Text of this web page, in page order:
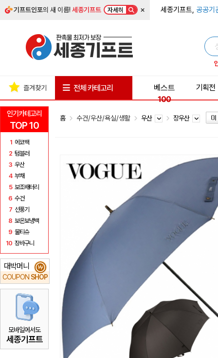
기프트인포의 새 이름!세종기프트 자세히 × 세종기프트, 공공기
인기카테고리
TOP 10
1 에코백
2 텀블러
3 우산
4 부채
5 보조배터리
6 수건
7 선풍기
8 보온보냉백
9 물티슈
10 장바구니
대박머니
COUPON SHOP
₩
모바일에서도
세종기프트
즐겨찾기 전체 카테고리
베스트
100
기획전
홈 수건/우산/욕실/생활 우산 장우산